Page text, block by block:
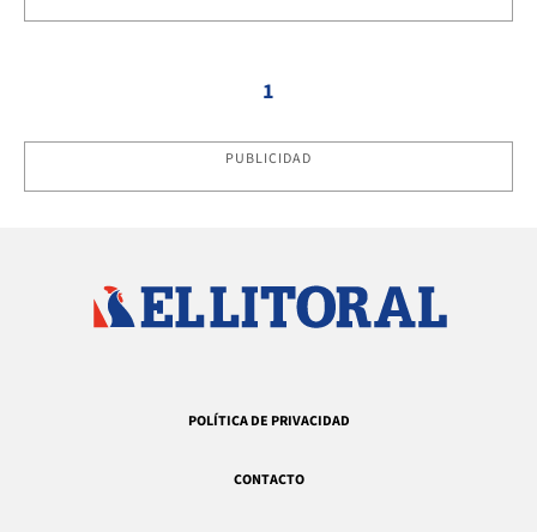
1
PUBLICIDAD
POLÍTICA DE PRIVACIDAD
CONTACTO